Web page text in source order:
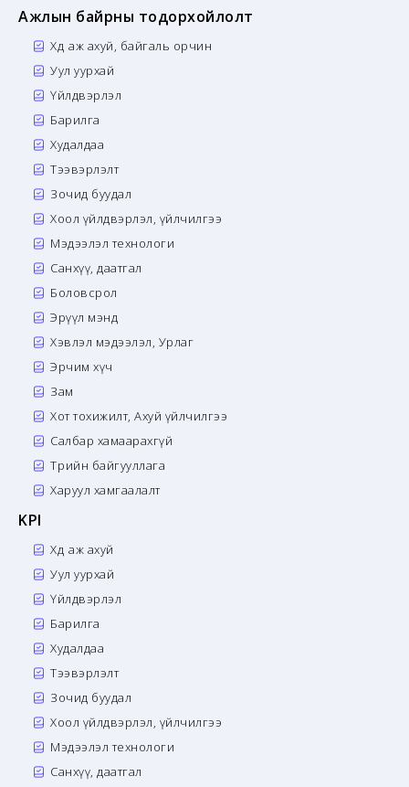
Ажлын байрны тодорхойлолт
Хөдөө аж ахуй, байгаль орчин
Уул уурхай
Үйлдвэрлэл
Барилга
Худалдаа
Тээвэрлэлт
Зочид буудал
Хоол үйлдвэрлэл, үйлчилгээ
Мэдээлэл технологи
Санхүү, даатгал
Боловсрол
Эрүүл мэнд
Хэвлэл мэдээлэл, Урлаг
Эрчим хүч
Зам
Хот тохижилт, Ахуй үйлчилгээ
Салбар хамаарахгүй
Төрийн байгууллага
Харуул хамгаалалт
KPI
Хөдөө аж ахуй
Уул уурхай
Үйлдвэрлэл
Барилга
Худалдаа
Тээвэрлэлт
Зочид буудал
Хоол үйлдвэрлэл, үйлчилгээ
Мэдээлэл технологи
Санхүү, даатгал